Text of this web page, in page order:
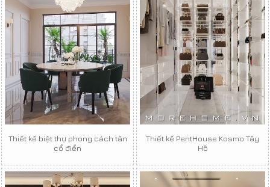
Thiết kế biệt thự phong cách tân
cổ điển
Thiết kế PentHouse Kosmo Tây
Hồ